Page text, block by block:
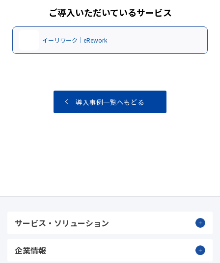
ご導入いただいているサービス
イーリワーク｜eRework
導入事例一覧へもどる
サービス・ソリューション
企業情報